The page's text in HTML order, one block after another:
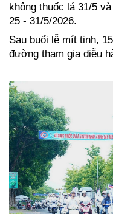
không thuốc lá 31/5
25 - 31/5/2026.
Sau buổi lễ mít tinh,
đường tham gia diễu